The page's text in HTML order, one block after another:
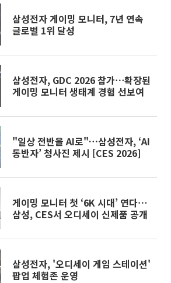
삼성전자 게이밍 모니터, 7년 연속
글로벌 1위 달성
삼성전자, GDC 2026 참가⋯확장된
게이밍 모니터 생태계 경험 선보여
"일상 전반을 AI로"…삼성전자, ‘AI
동반자’ 청사진 제시 [CES 2026]
게이밍 모니터 첫 ‘6K 시대’ 연다⋯
삼성, CES서 오디세이 신제품 공개
삼성전자, '오디세이 게임 스테이션'
팝업 체험존 운영